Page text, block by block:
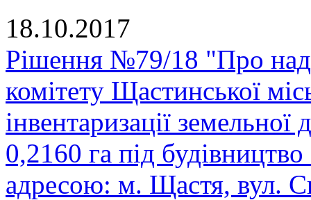
18.10.2017
Рішення №79/18 "Про
комітету Щастинської
інвентаризації
0,2160 га під
адресою: м. Щастя, вул.